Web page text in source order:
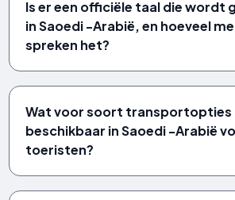
Is er een officiële taal die wordt
in Saoedi -Arabië, en hoeveel
spreken het?
Wat voor soort transportopties
beschikbaar in Saoedi -Arabië
toeristen?